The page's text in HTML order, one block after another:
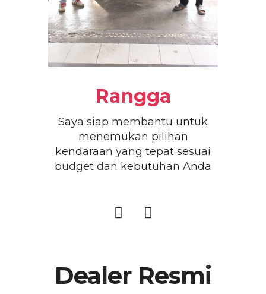
Rangga
Saya siap membantu untuk
menemukan pilihan
kendaraan yang tepat sesuai
budget dan kebutuhan Anda
Dealer Resmi